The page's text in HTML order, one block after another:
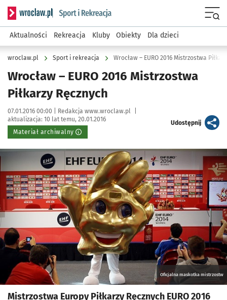
Serwis informacyjny wroclaw.pl podserwis: Sport i rekreacja
Aktualności Rekreacja Kluby Obiekty Dla dzieci
wroclaw.pl Sport i rekreacja Wrocław – EURO 2016 Mistrzostwa
Wrocław – EURO 2016 Mistrzostwa
Piłkarzy Ręcznych
Data publikacji:
07.01.2016 00:00 | Autor:
Redakcja www.wroclaw.pl
aktualizacja: 10 lat temu, 20.01.2016
Materiał archiwalny
Udostępnijartykuł
Kliknij, aby powiększyć
Oficjalna maskotka mistrzostw
Mistrzostwa Europy Piłkarzy Ręcznych EURO 2016